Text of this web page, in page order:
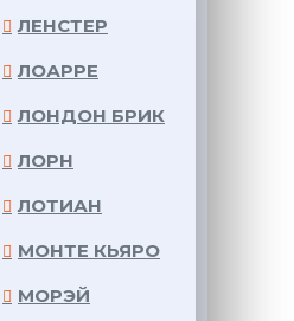
ЛЕНСТЕР
ЛОАРРЕ
ЛОНДОН БРИК
ЛОРН
ЛОТИАН
МОНТЕ КЬЯРО
МОРЭЙ